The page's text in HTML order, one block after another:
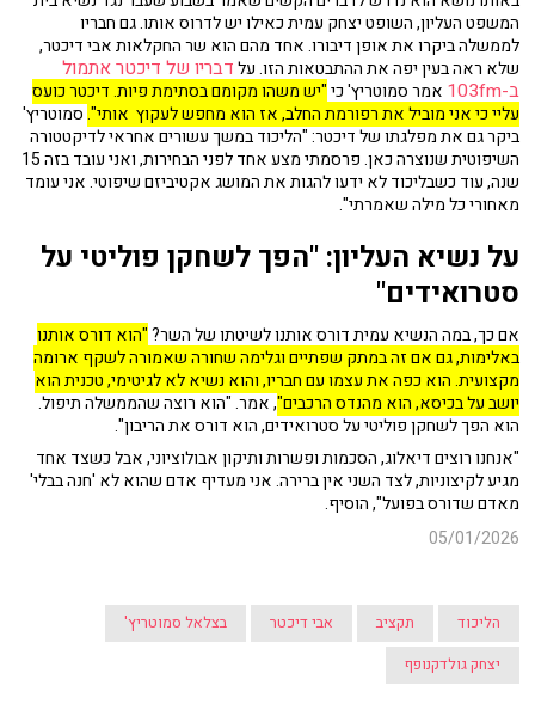
המשפט העליון, השופט יצחק עמית כאילו יש לדרוס אותו. גם חבריו
לממשלה ביקרו את אופן דיבורו. אחד מהם הוא שר החקלאות אבי דיכטר,
שלא ראה בעין יפה את ההתבטאות הזו. עלדבריו של דיכטר אתמול
ב-103fm
אמר סמוטריץ' כי"יש משהו מקומם בסתימת פיות. דיכטר כועס
עליי כי אני מוביל את רפורמת החלב, אז הוא מחפש לעקוץ אותי".סמוטריץ'
ביקר גם את מפלגתו של דיכטר: "הליכוד במשך עשורים אחראי לדיקטטורה
השיפוטית שנוצרה כאן. פרסמתי מצע אחד לפני הבחירות, ואני עובד בזה 15
שנה, עוד כשבליכוד לא ידעו להגות את המושג אקטיביזם שיפוטי. אני עומד
מאחורי כל מילה שאמרתי".
על נשיא העליון: "הפך לשחקן פוליטי על
סטרואידים"
אם כך, במה הנשיא עמית דורס אותנו לשיטתו של השר?"הוא דורס אותנו
באלימות, גם אם זה במתק שפתיים וגלימה שחורה שאמורה לשקף ארומה
מקצועית. הוא כפה את עצמו עם חבריו, והוא נשיא לא לגיטימי, טכנית הוא
יושב על בכיסא, הוא מהנדס הרכבים", אמר. "הוא רוצה שהממשלה תיפול.
הוא הפך לשחקן פוליטי על סטרואידים, הוא דורס את הריבון".
"אנחנו רוצים דיאלוג, הסכמות ופשרות ותיקון אבולוציוני, אבל כשצד אחד
מגיע לקיצוניות, לצד השני אין ברירה. אני מעדיף אדם שהוא לא 'חנה בבלי'
מאדם שדורס בפועל", הוסיף.
05/01/2026
הליכוד תקציב אבי דיכטר
בצלאל סמוטריץ'
יצחק גולדקנופף